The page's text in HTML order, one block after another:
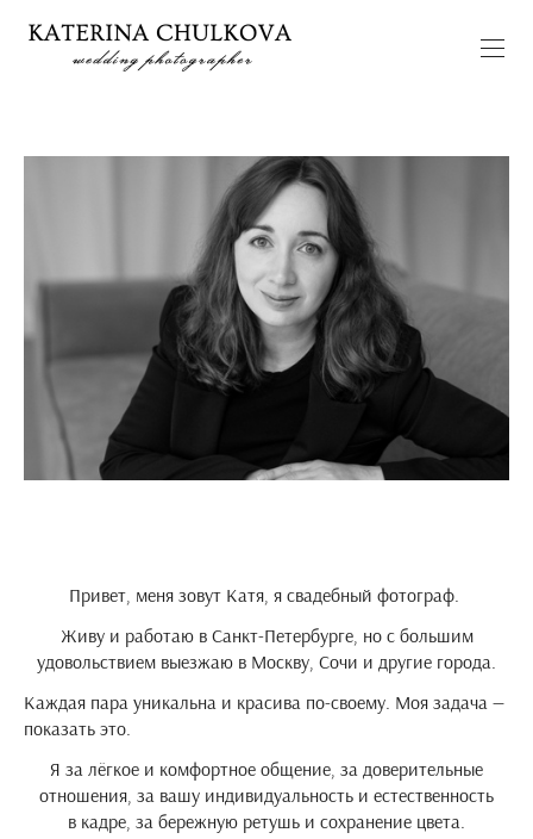
Привет, меня зовут Катя, я свадебный фотограф.
Живу и работаю в Санкт-Петербурге, но с большим
удовольствием выезжаю в Москву, Сочи и другие города.
Каждая пара уникальна и красива по-своему. Моя задача —
показать это.
Я за лёгкое и комфортное общение, за доверительные
отношения, за вашу индивидуальность и естественность
в кадре, за бережную ретушь и сохранение цвета.